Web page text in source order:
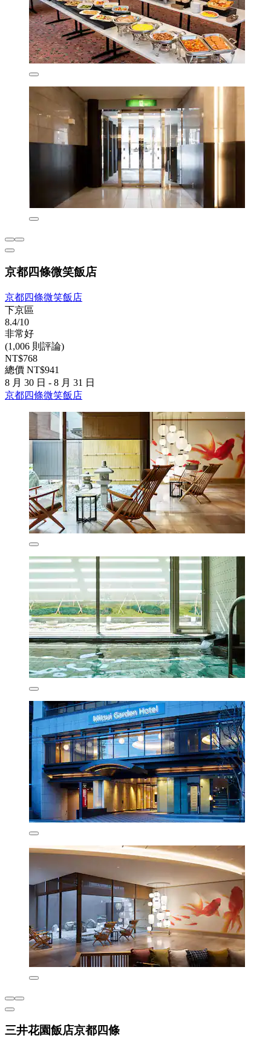
京都四條微笑飯店
京都四條微笑飯店
下京區
8.4/10
非常好
(1,006 則評論)
NT$768
總價 NT$941
8 月 30 日 - 8 月 31 日
京都四條微笑飯店
三井花園飯店京都四條